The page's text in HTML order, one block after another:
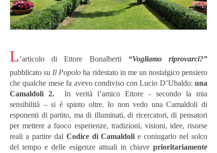
L’articolo di Ettore Bonalberti “Vogliamo riprovarci?”
pubblicato su Il Popolo ha ridestato in me un nostalgico pensiero
che qualche mese fa avevo condiviso con Lucio D’Ubaldo: una
Camaldoli 2. In verità l’amico Ettore - secondo la mia
sensibilità – si è spinto oltre. Io non vedo una Camaldoli di
esponenti di partito, ma di illuminati, di ricercatori, di pensatori
per mettere a fuoco esperienze, tradizioni, visioni, idee, risorse
reali a partire dal Codice di Camaldoli e coniugarlo nel solco
del tempo e delle esigenze attuali in chiave prioritariamente